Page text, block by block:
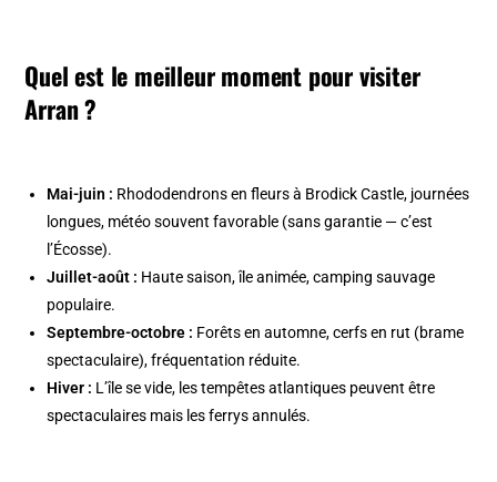
Quel est le meilleur moment pour visiter
Arran ?
Mai-juin : Rhododendrons en fleurs à Brodick Castle, journées
longues, météo souvent favorable (sans garantie — c’est
l’Écosse).
Juillet-août : Haute saison, île animée, camping sauvage
populaire.
Septembre-octobre : Forêts en automne, cerfs en rut (brame
spectaculaire), fréquentation réduite.
Hiver : L’île se vide, les tempêtes atlantiques peuvent être
spectaculaires mais les ferrys annulés.